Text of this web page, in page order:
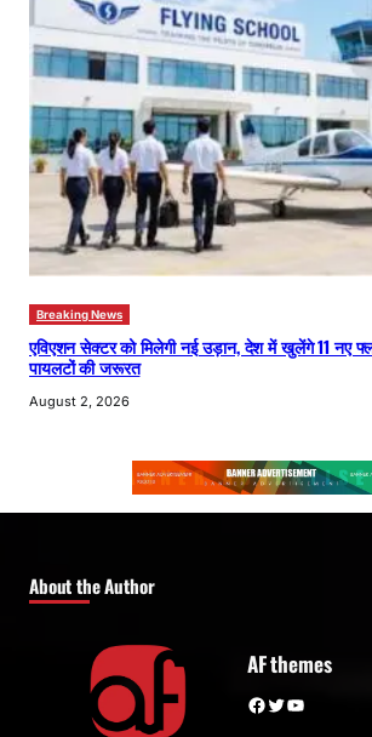
Breaking News
एविएशन सेक्टर को मिलेगी नई उड़ान, देश में खुलेंगे 11 नए
पायलटों की जरूरत
August 2, 2026
About the Author
AF themes
Facebook Twitter YouTube